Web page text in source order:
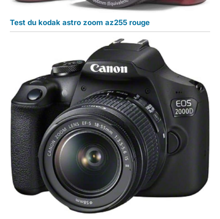
Test du kodak astro zoom az255 rouge